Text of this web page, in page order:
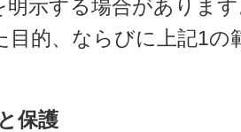
明示する場合がありま
目的、ならびに上記1の
保護